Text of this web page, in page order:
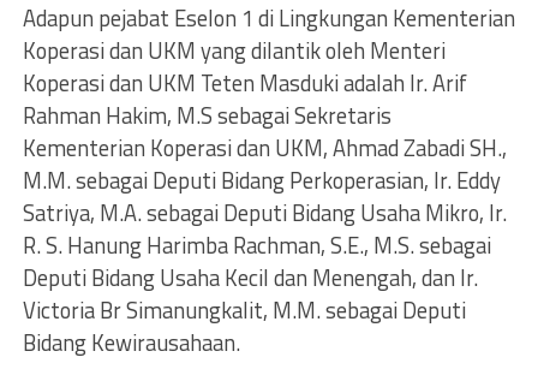
Adapun pejabat Eselon 1 di Lingkungan Kementerian
Koperasi dan UKM yang dilantik oleh Menteri
Koperasi dan UKM Teten Masduki adalah Ir. Arif
Rahman Hakim, M.S sebagai Sekretaris
Kementerian Koperasi dan UKM, Ahmad Zabadi SH.,
M.M. sebagai Deputi Bidang Perkoperasian, Ir. Eddy
Satriya, M.A. sebagai Deputi Bidang Usaha Mikro, Ir.
R. S. Hanung Harimba Rachman, S.E., M.S. sebagai
Deputi Bidang Usaha Kecil dan Menengah, dan Ir.
Victoria Br Simanungkalit, M.M. sebagai Deputi
Bidang Kewirausahaan.